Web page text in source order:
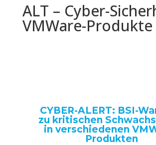
ALT – Cyber-
VMWare-Produkte
CYBER-ALERT: BSI-
zu kritischen
in verschiedenen
Produkten